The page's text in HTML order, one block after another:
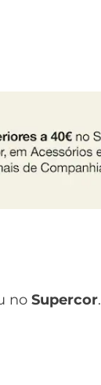
no Supercor.